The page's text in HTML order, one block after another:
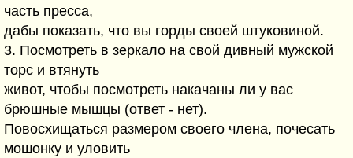
часть пресса,
дабы показать, что вы горды своей штуковиной.
3. Посмотреть в зеркало на свой дивный мужской
торс и втянуть
живот, чтобы посмотреть накачаны ли у вас
брюшные мышцы (ответ - нет).
Повосхищаться размером своего члена, почесать
мошонку и уловить